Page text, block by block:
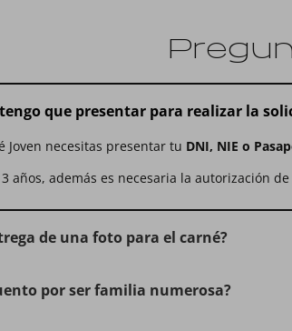
que presentar para realizar la
Joven necesitas presentar tu DNI, NIE o
años, además es necesaria la autorización
de una foto para el carné?
por ser familia numerosa?